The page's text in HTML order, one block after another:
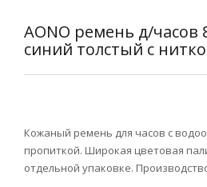
AONO ремень д/часов
синий толстый с
Кожаный ремень для часов с
пропиткой. Широкая цветовая
отдельной упаковке.